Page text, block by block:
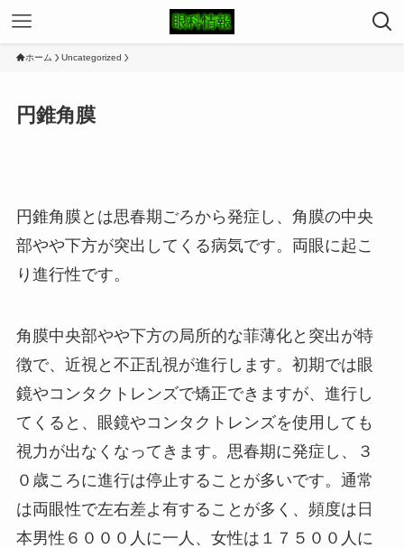
ホーム Uncategorized
円錐角膜
円錐角膜とは思春期ごろから発症し、角膜の中央
部やや下方が突出してくる病気です。両眼に起こ
り進行性です。
角膜中央部やや下方の局所的な菲薄化と突出が特
徴で、近視と不正乱視が進行します。初期では眼
鏡やコンタクトレンズで矯正できますが、進行し
てくると、眼鏡やコンタクトレンズを使用しても
視力が出なくなってきます。思春期に発症し、３
０歳ころに進行は停止することが多いです。通常
は両眼性で左右差よ有することが多く、頻度は日
本男性６０００人に一人、女性は１７５００人に